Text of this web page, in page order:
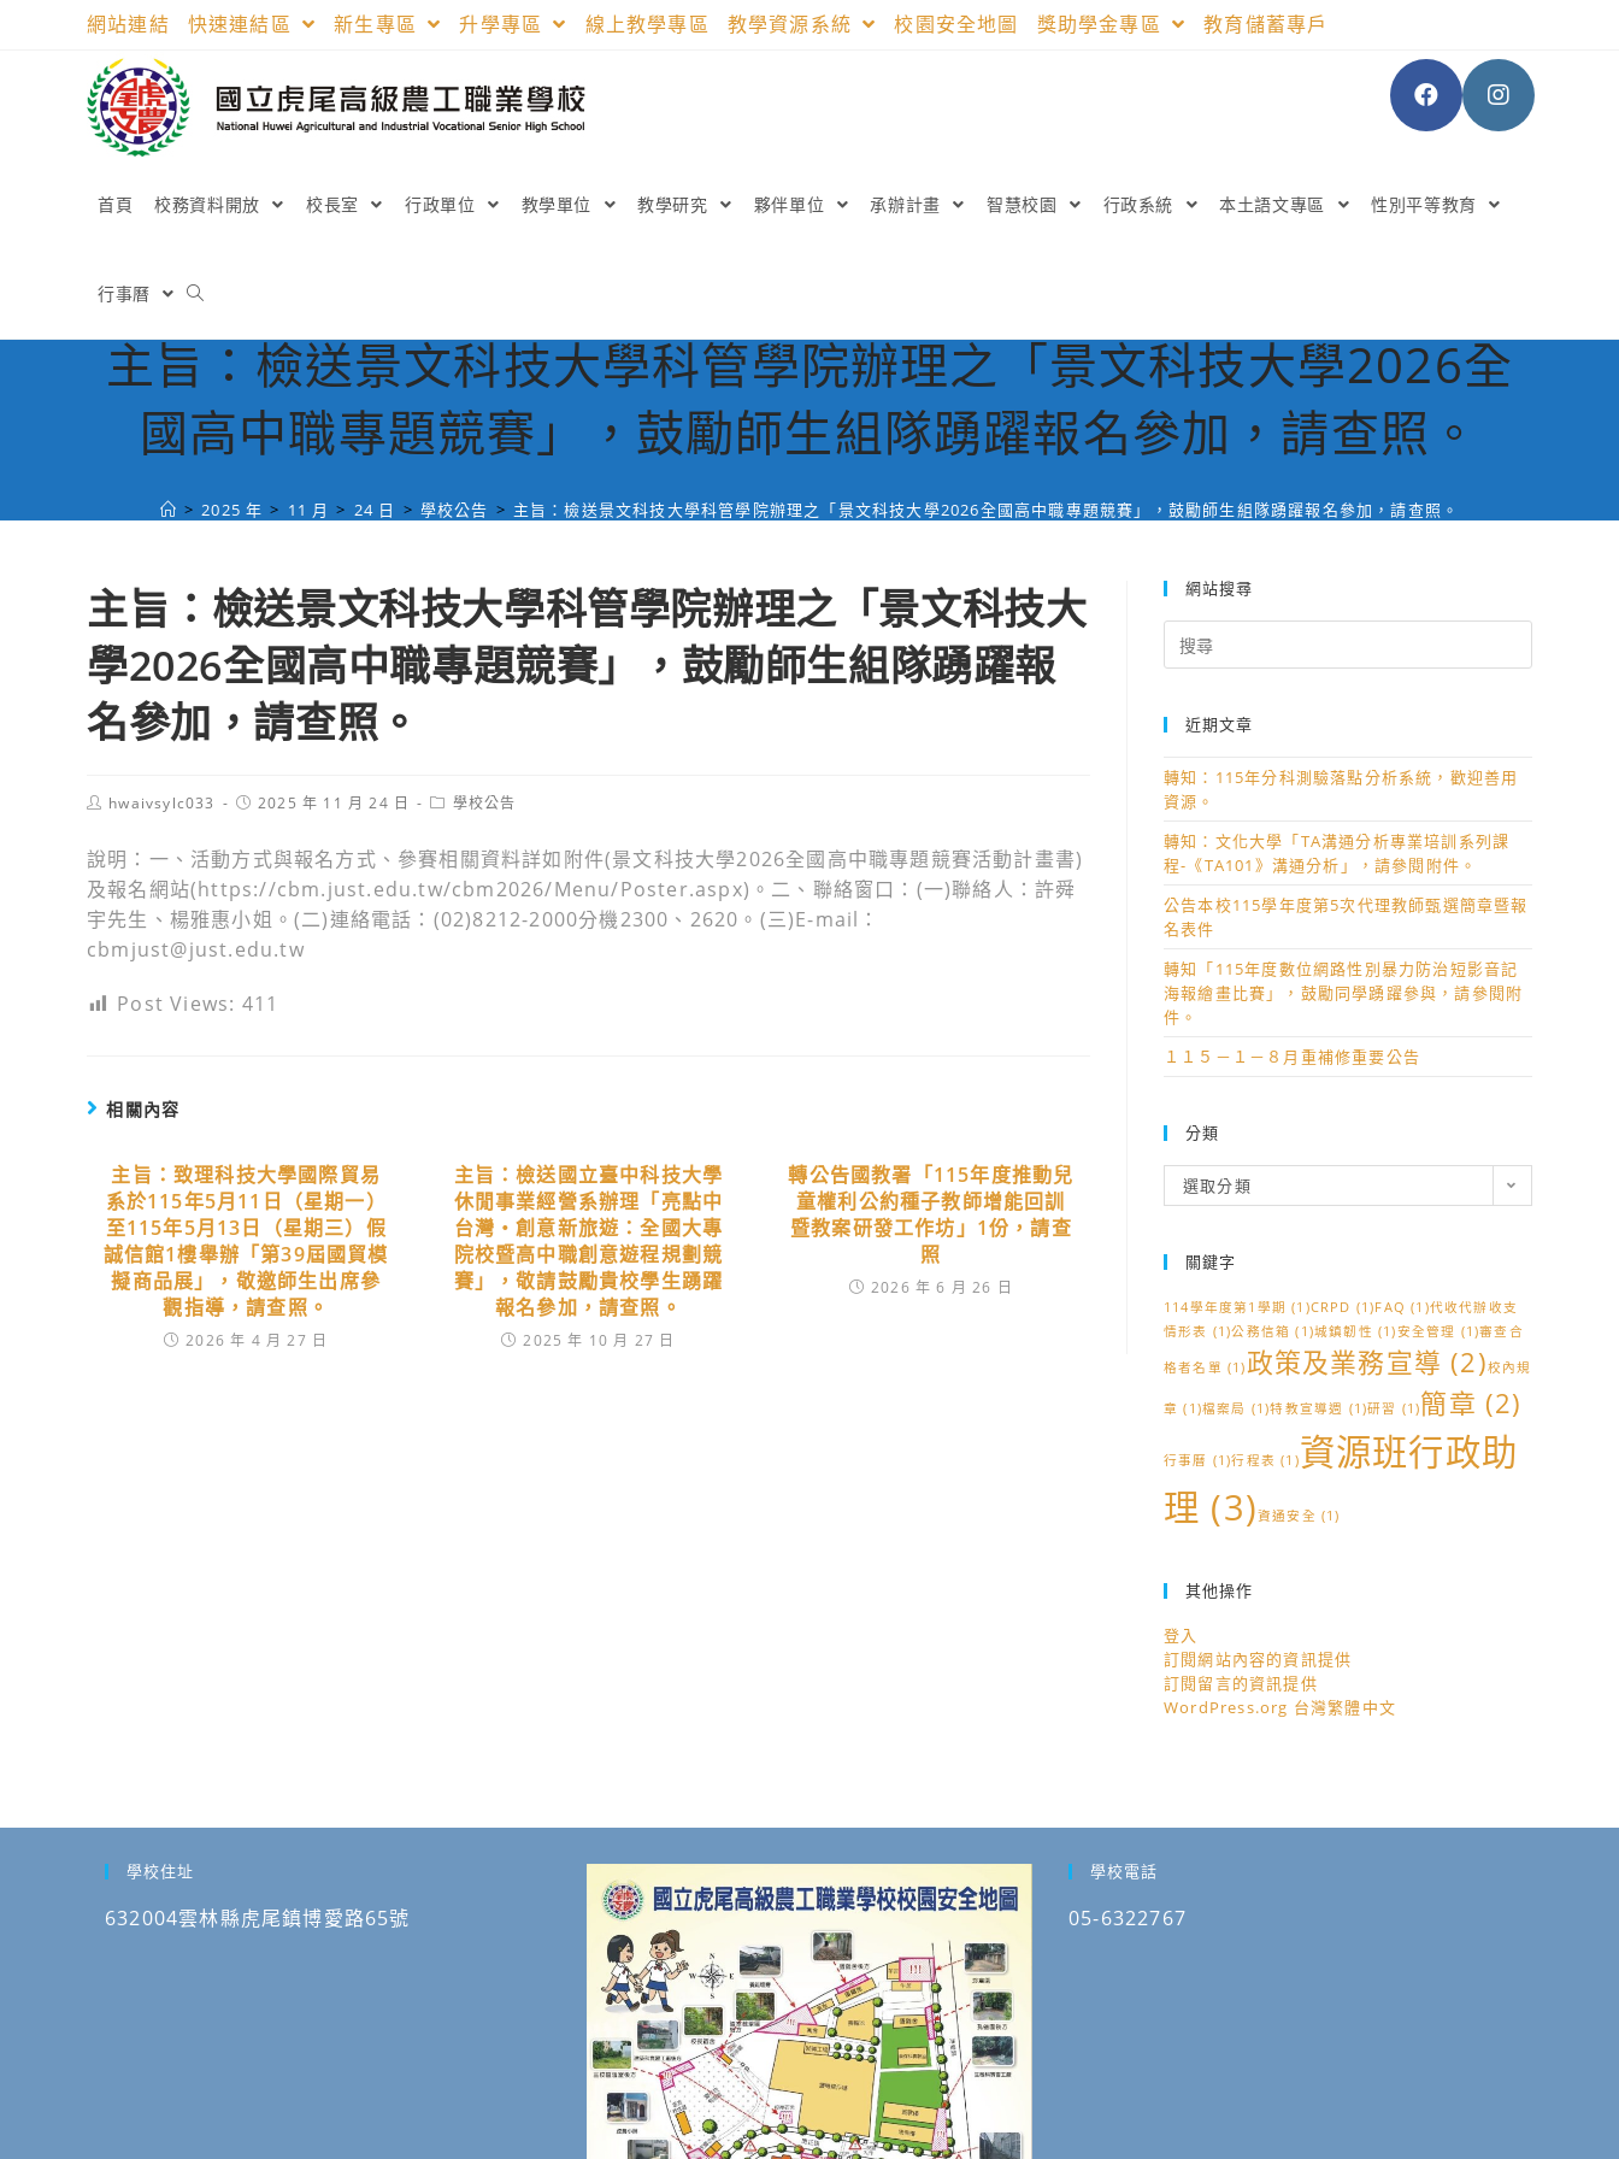
網站連結 快速連結區 新生專區 升學專區 線上教學專區 教學資源系統 校園安全地圖 獎助學金專區 教育儲蓄專戶
首頁 校務資料開放 校長室 行政單位 教學單位 教學研究 夥伴單位 承辦計畫 智慧校園 行政系統 本土語文專區 性別平等教育
行事曆
主旨：檢送景文科技大學科管學院辦理之「景文科技大學2026全
國高中職專題競賽」，鼓勵師生組隊踴躍報名參加，請查照。
> 2025 年 > 11 月 > 24 日 > 學校公告 > 主旨：檢送景文科技大學科管學院辦理之「景文科技大學2026全國高中職專題競賽」，鼓勵師生組隊踴躍報名參加，請查照。
主旨：檢送景文科技大學科管學院辦理之「景文科技大
學2026全國高中職專題競賽」，鼓勵師生組隊踴躍報
名參加，請查照。
Posthwaivsylc033
Post2025 年 11 月 24 日
Post學校公告
說明：一、活動方式與報名方式、參賽相關資料詳如附件(景文科技大學2026全國高中職專題競賽活動計畫書)
及報名網站(https://cbm.just.edu.tw/cbm2026/Menu/Poster.aspx)。二、聯絡窗口：(一)聯絡人：許舜
宇先生、楊雅惠小姐。(二)連絡電話：(02)8212-2000分機2300、2620。(三)E-mail：
cbmjust@just.edu.tw
Post Views: 411
相關內容
主旨：致理科技大學國際貿易
系於115年5月11日（星期一）
至115年5月13日（星期三）假
誠信館1樓舉辦「第39屆國貿模
擬商品展」，敬邀師生出席參
觀指導，請查照。
2026 年 4 月 27 日
主旨：檢送國立臺中科技大學
休閒事業經營系辦理「亮點中
台灣‧創意新旅遊：全國大專
院校暨高中職創意遊程規劃競
賽」，敬請鼓勵貴校學生踴躍
報名參加，請查照。
2025 年 10 月 27 日
轉公告國教署「115年度推動兒
童權利公約種子教師增能回訓
暨教案研發工作坊」1份，請查
照
2026 年 6 月 26 日
網站搜尋
for:
近期文章
轉知：115年分科測驗落點分析系統，歡迎善用
資源。
轉知：文化大學「TA溝通分析專業培訓系列課
程-《TA101》溝通分析」，請參閱附件。
公告本校115學年度第5次代理教師甄選簡章暨報
名表件
轉知「115年度數位網路性別暴力防治短影音記
海報繪畫比賽」，鼓勵同學踴躍參與，請參閱附
件。
１１５－１－８月重補修重要公告
分類
類
選取分類
關鍵字
114學年度第1學期 (1)CRPD (1)FAQ (1)代收代辦收支
情形表 (1)公務信箱 (1)城鎮韌性 (1)安全管理 (1)審查合
格者名單 (1)政策及業務宣導 (2)校內規
章 (1)檔案局 (1)特教宣導週 (1)研習 (1)簡章 (2)
行事曆 (1)行程表 (1)資源班行政助
理 (3)資通安全 (1)
其他操作
登入
訂閱網站內容的資訊提供
訂閱留言的資訊提供
WordPress.org 台灣繁體中文
學校住址
632004雲林縣虎尾鎮博愛路65號
學校電話
05-6322767